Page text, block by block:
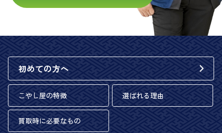
初めての方へ
こやし屋の特徴 選ばれる理由
買取時に必要なもの